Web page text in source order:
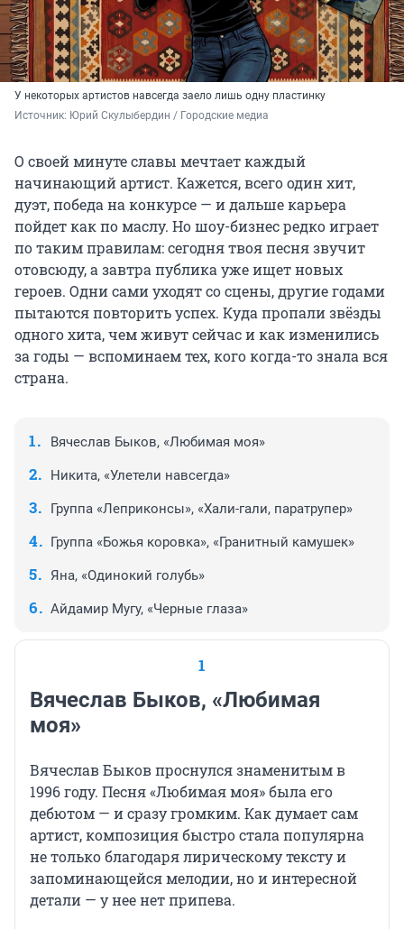
У некоторых артистов навсегда заело лишь одну пластинку
Источник: Юрий Скулыбердин / Городские медиа
О своей минуте славы мечтает каждый
начинающий артист. Кажется, всего один хит,
дуэт, победа на конкурсе — и дальше карьера
пойдет как по маслу. Но шоу-бизнес редко играет
по таким правилам: сегодня твоя песня звучит
отовсюду, а завтра публика уже ищет новых
героев. Одни сами уходят со сцены, другие годами
пытаются повторить успех. Куда пропали звёзды
одного хита, чем живут сейчас и как изменились
за годы — вспоминаем тех, кого когда-то знала вся
страна.
Вячеслав Быков, «Любимая моя»
Никита, «Улетели навсегда»
Группа «Леприконсы», «Хали-гали, паратрупер»
Группа «Божья коровка», «Гранитный камушек»
Яна, «Одинокий голубь»
Айдамир Мугу, «Черные глаза»
1
Вячеслав Быков, «Любимая
моя»
Вячеслав Быков проснулся знаменитым в
1996 году. Песня «Любимая моя» была его
дебютом — и сразу громким. Как думает сам
артист, композиция быстро стала популярна
не только благодаря лирическому тексту и
запоминающейся мелодии, но и интересной
детали — у нее нет припева.